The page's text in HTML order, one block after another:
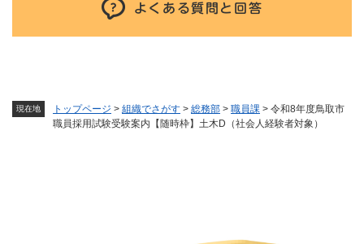
現在地 トップページ > 組織でさがす > 総務部 > 職員課 > 令和8年度鳥取市
職員採用試験受験案内【随時枠】土木D（社会人経験者対象）
よくある質問と回答